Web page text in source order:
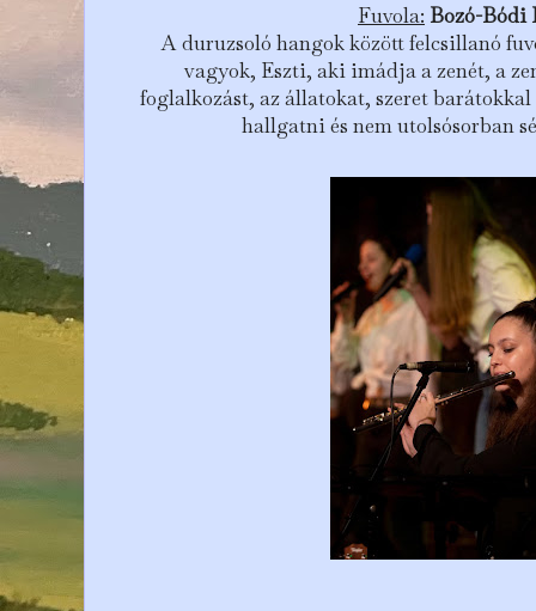
Fuvola: Bozó-Bódi
A duruzsoló hangok között felcsillanó
vagyok, Eszti, aki imádja a zenét, a
foglalkozást, az állatokat, szeret
hallgatni és nem utolsósorban